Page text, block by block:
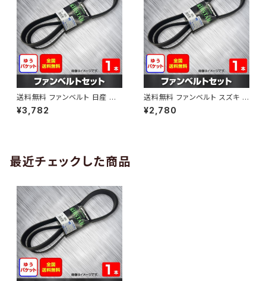
送料無料 ファンベルト 日産 キ
ューブ 型式Z12 H20.11～H24.
10 （国内トップメーカー） 1本 H
¥3,782
送料無料 ファンベルト スズキ ワ
ゴンR 型式MH34S H24.09～
H29.02 （国内トップメーカー）
¥2,780
最近チェックした商品